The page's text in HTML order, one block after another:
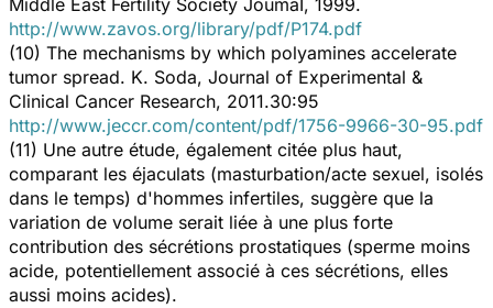
Middle East Fertility Society JoumaI , 1999.
http://www.zavos.org/library/pdf/P174.pdf
(10) The mechanisms by which polyamines accelerate
tumor spread. K. Soda, Journal of Experimental &
Clinical Cancer Research, 2011.30:95
http://www.jeccr.com/content/pdf/1756-9966-30-95.pdf
(11) Une autre étude, également citée plus haut,
comparant les éjaculats (masturbation/acte sexuel, isolés
dans le temps) d'hommes infertiles, suggère que la
variation de volume serait liée à une plus forte
contribution des sécrétions prostatiques (sperme moins
acide, potentiellement associé à ces sécrétions, elles
aussi moins acides).